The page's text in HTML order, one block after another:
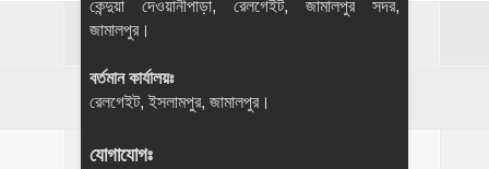
কেন্দুয়া দেওয়ানীপাড়া, রেলগেইট, জামালপুর সদর,
জামালপুর।
বর্তমান কার্যালয়ঃ
রেলগেইট, ইসলামপুর, জামালপুর।
যোগাযোগঃ